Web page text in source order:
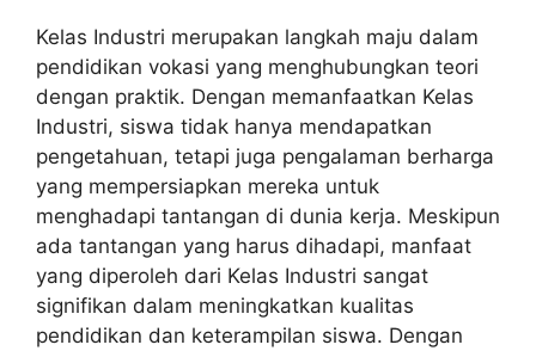
Kelas Industri merupakan langkah maju dalam
pendidikan vokasi yang menghubungkan teori
dengan praktik. Dengan memanfaatkan Kelas
Industri, siswa tidak hanya mendapatkan
pengetahuan, tetapi juga pengalaman berharga
yang mempersiapkan mereka untuk
menghadapi tantangan di dunia kerja. Meskipun
ada tantangan yang harus dihadapi, manfaat
yang diperoleh dari Kelas Industri sangat
signifikan dalam meningkatkan kualitas
pendidikan dan keterampilan siswa. Dengan